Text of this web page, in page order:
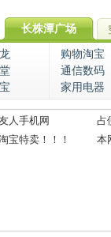
长株潭广场
购物淘宝
通信数码
家用电器
人手机网 占
宝特卖！！！ 本